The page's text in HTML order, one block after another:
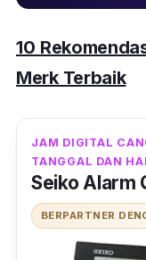
10
Merk Terbaik
JAM DIGITAL
TANGGAL DAN
Seiko Alarm
BERPARTNER